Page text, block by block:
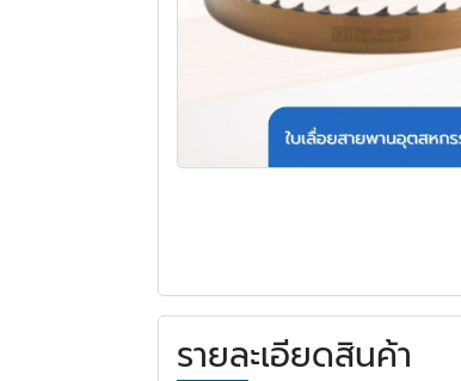
รายละเอียดสินค้า